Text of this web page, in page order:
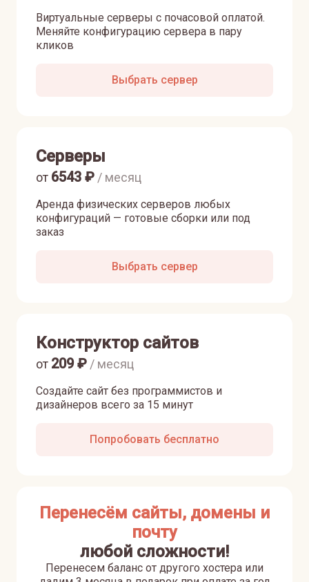
Виртуальные серверы с почасовой оплатой.
Меняйте конфигурацию сервера в пару
кликов
Выбрать сервер
Серверы
Аренда физических серверов любых
конфигураций — готовые сборки или под
заказ
от 6543 ₽ / месяц
Выбрать сервер
Конструктор сайтов
Создайте сайт без программистов и
дизайнеров всего за 15 минут
от 209₽ / месяц
Попробовать бесплатно
Перенесём сайты, домены и
почту
любой сложности!
Перенесем баланс от другого хостера или